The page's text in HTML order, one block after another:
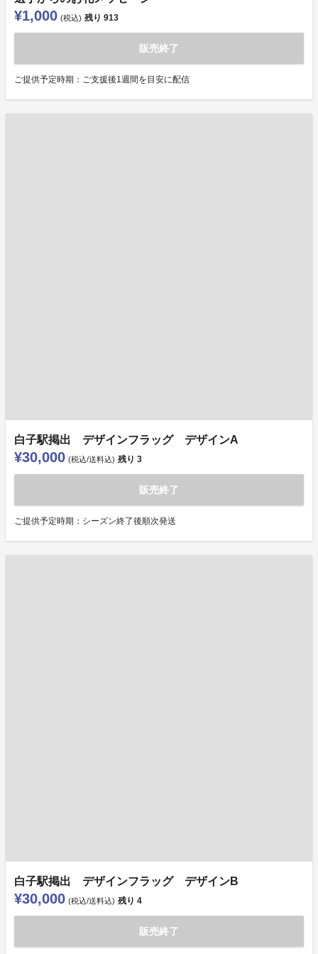
¥1,000 (税込) 残り 913
販売終了
ご提供予定時期：ご支援後1週間を目安に配信
白子駅掲出 デザインフラッグ デザインA
¥30,000 (税込/送料込) 残り 3
販売終了
ご提供予定時期：シーズン終了後順次発送
白子駅掲出 デザインフラッグ デザインB
¥30,000 (税込/送料込) 残り 4
販売終了